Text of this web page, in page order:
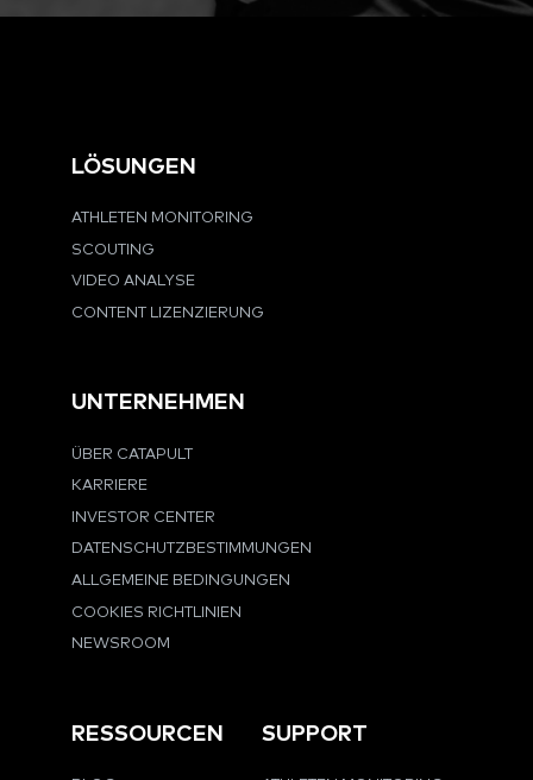
LÖSUNGEN
ATHLETEN MONITORING
SCOUTING
VIDEO ANALYSE
CONTENT LIZENZIERUNG
UNTERNEHMEN
ÜBER CATAPULT
KARRIERE
INVESTOR CENTER
DATENSCHUTZBESTIMMUNGEN
ALLGEMEINE BEDINGUNGEN
COOKIES RICHTLINIEN
NEWSROOM
RESSOURCEN SUPPORT